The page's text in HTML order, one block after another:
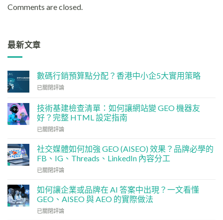
Comments are closed.
最新文章
數碼行銷預算點分配？香港中小企5大實用策略
數
行
銷
預
算
分
配？
香
港
小
企
大
已關閉評論
技術基建檢查清單：如何讓網站變 GEO 機器友
好？完整 HTML 設定指南
技
基
建
檢
查
單：
如
讓
已關閉評論
社交媒體如何加強 GEO (AISEO) 效果？品牌必學的
FB、IG、Threads、LinkedIn 內容分工
社
媒
體
如
何
已關閉評論
如何讓企業或品牌在 AI 答案中出現？一文看懂
GEO、AISEO 與 AEO 的實際做法
如
已關閉評論